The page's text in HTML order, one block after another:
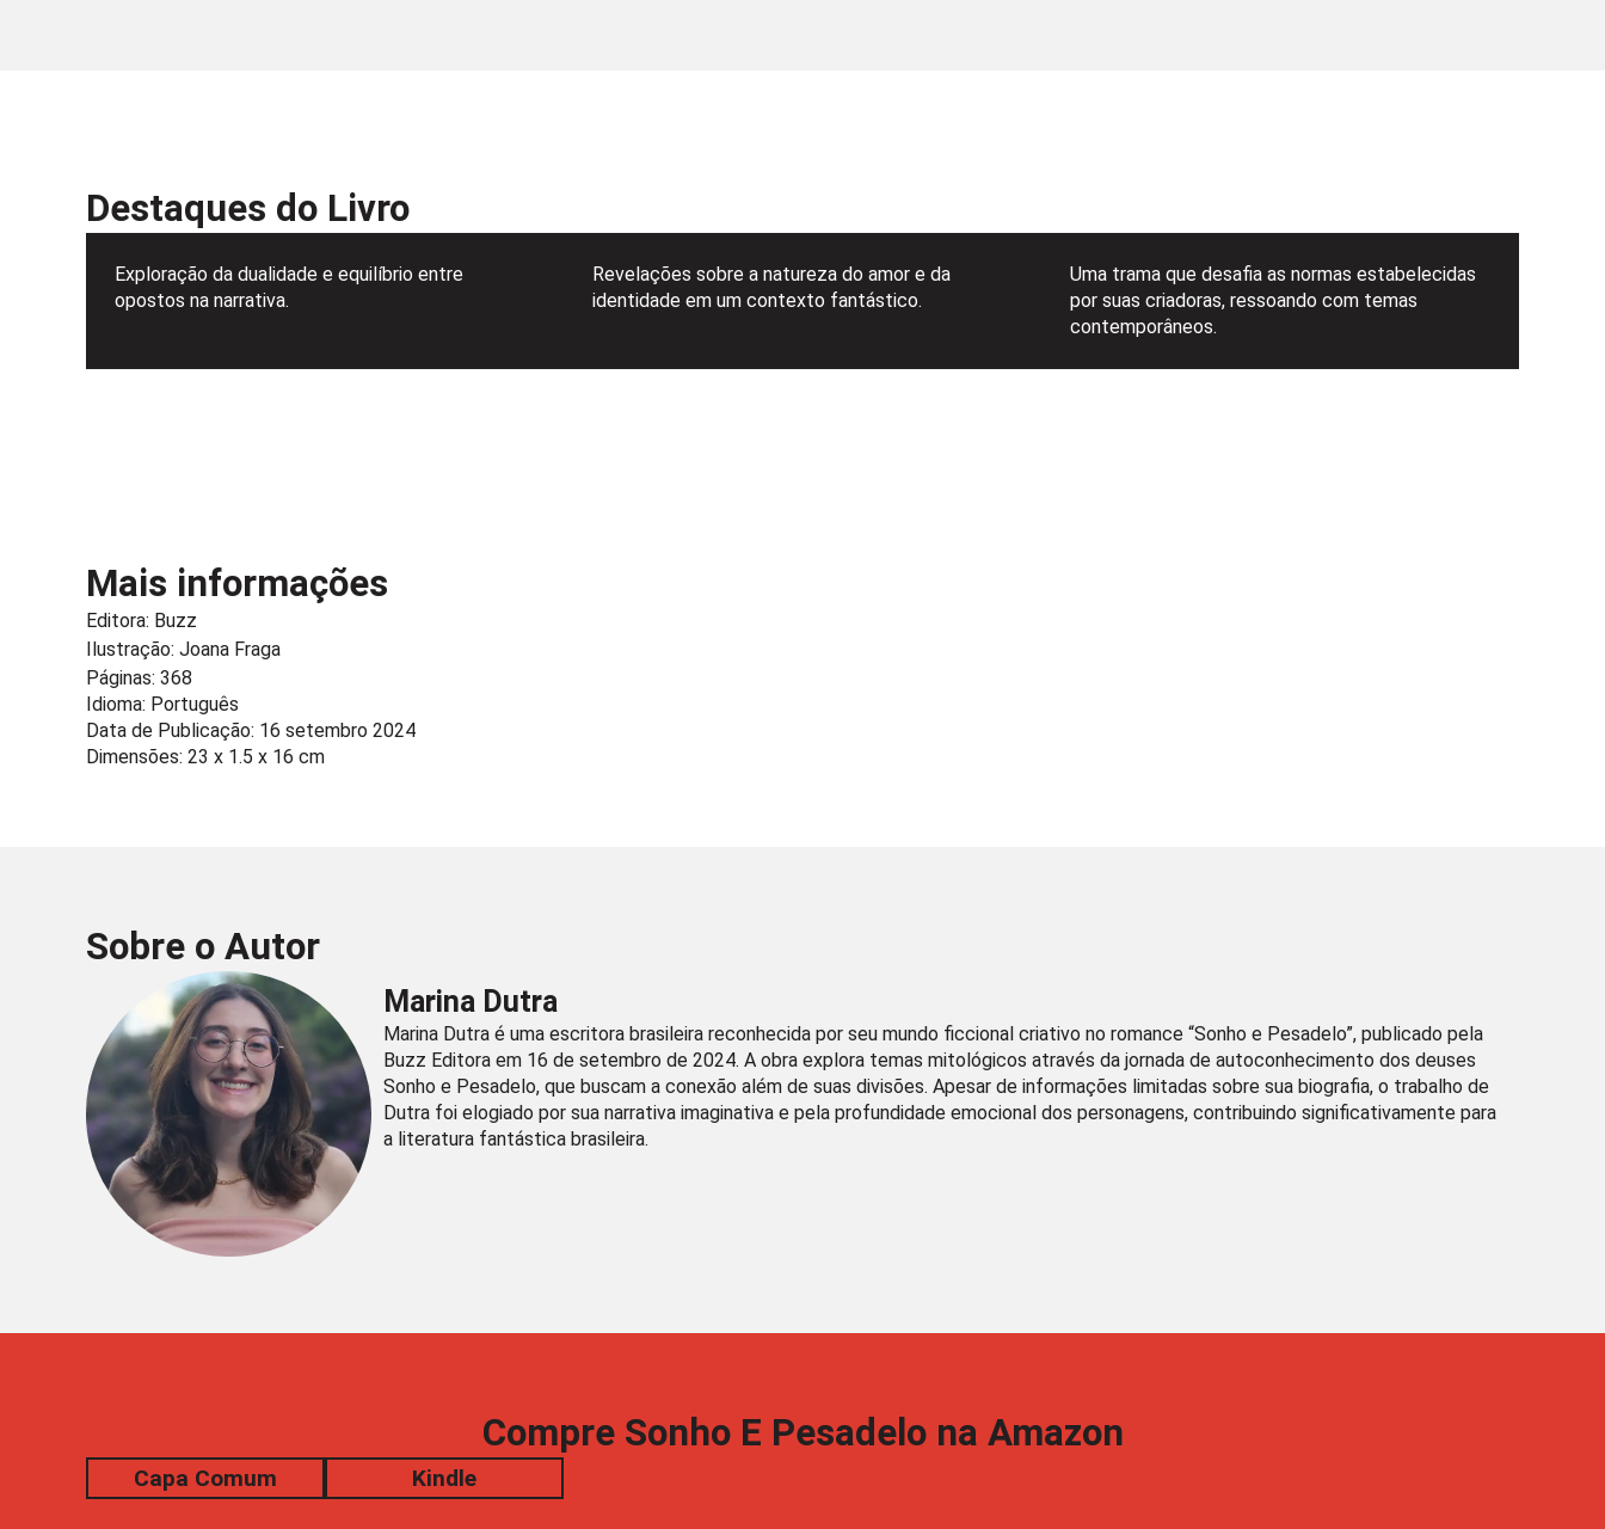
Destaques do Livro
Exploração da dualidade e equilíbrio entre
opostos na narrativa.
Revelações sobre a natureza do amor e da
identidade em um contexto fantástico.
Uma trama que desafia as normas estabelecidas
por suas criadoras, ressoando com temas
contemporâneos.
Mais informações
Editora: Buzz
Ilustração: Joana Fraga
Páginas: 368
Idioma: Português
Data de Publicação: 16 setembro 2024
Dimensões: 23 x 1.5 x 16 cm
Sobre o Autor
Marina Dutra
Marina Dutra é uma escritora brasileira reconhecida por seu mundo ficcional criativo no romance “Sonho e Pesadelo”, publicado pela
Buzz Editora em 16 de setembro de 2024. A obra explora temas mitológicos através da jornada de autoconhecimento dos deuses
Sonho e Pesadelo, que buscam a conexão além de suas divisões. Apesar de informações limitadas sobre sua biografia, o trabalho de
Dutra foi elogiado por sua narrativa imaginativa e pela profundidade emocional dos personagens, contribuindo significativamente para
a literatura fantástica brasileira.
Compre Sonho E Pesadelo na Amazon
Capa Comum Kindle